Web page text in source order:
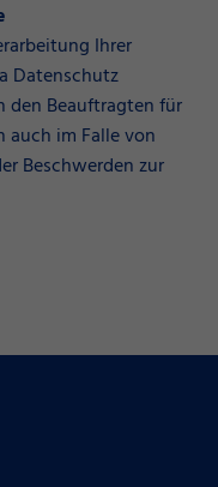
Ihrer
Datenschutz
den Beauftragten für
auch im Falle von
Beschwerden zur